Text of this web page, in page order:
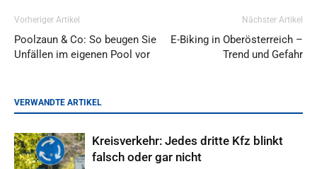
Vorheriger Artikel
Poolzaun & Co: So beugen Sie
Unfällen im eigenen Pool vor
Nächster Artikel
E-Biking in Oberösterreich –
Trend und Gefahr
VERWANDTE ARTIKEL
Kreisverkehr: Jedes dritte Kfz blinkt
falsch oder gar nicht